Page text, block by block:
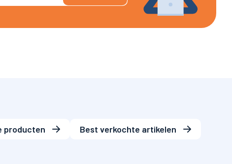
producten
Best verkochte artikelen